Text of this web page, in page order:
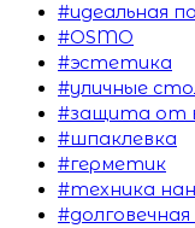
#идеальная
#OSMO
#эстетика
#уличные
#защита от
#шпаклевка
#герметик
#техника